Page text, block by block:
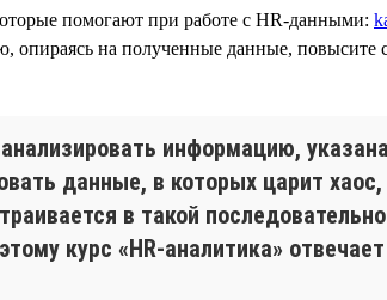
помогают при работе с HR-данными:
на полученные данные, повысите
информацию,
данные, в которых царит
в такой
курс «HR-аналитика»